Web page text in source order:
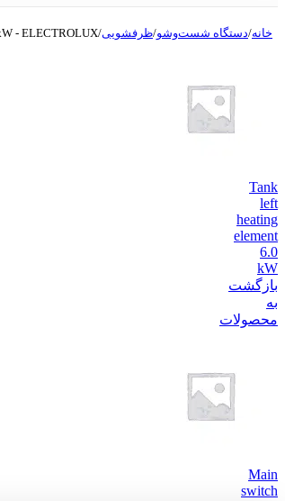
خانه/دستگاه شست‌و‌شو/ظرفشویی/
- ELECTROLUX
Tank
left
heating
element
6.0
kW
بازگشت
به
محصولات
Main
switch